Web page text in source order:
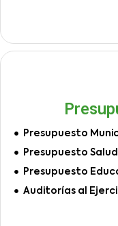
Presupuesto
Presupuesto Salud
Presupuesto
Auditorías al